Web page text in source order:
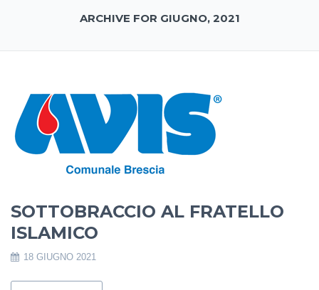
ARCHIVE FOR GIUGNO, 2021
SOTTOBRACCIO AL FRATELLO
ISLAMICO
18 GIUGNO 2021